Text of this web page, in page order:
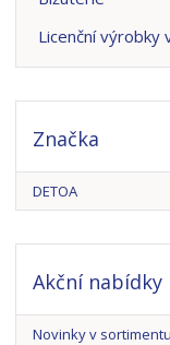
Licenční výrobky
Značka
DETOA
Akční nabídky
Novinky v sortimentu